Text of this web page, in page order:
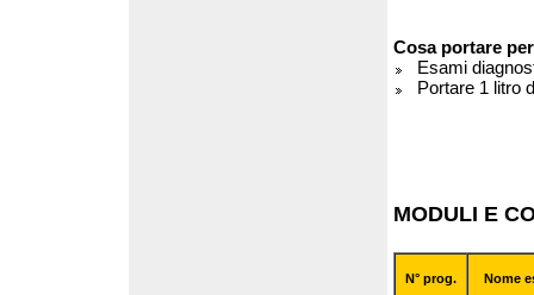
Cosa portare
Esami
Portare 1 litro
MODULI E
N° prog. Nome